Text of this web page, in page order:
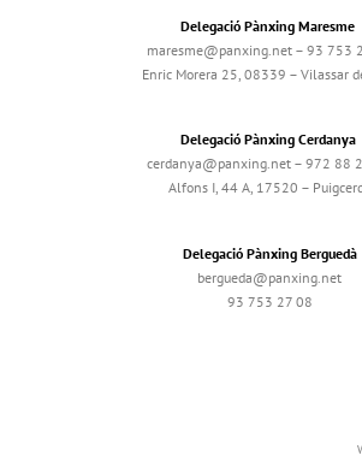
Delegació Pànxing Maresme
maresme@panxing.net – 93 753
Enric Morera 25, 08339 – Vilassar
Delegació Pànxing Cerdanya
cerdanya@panxing.net – 972 88
Alfons I, 44 A, 17520 –
Delegació Pànxing Berguedà
bergueda@panxing.net
93 753 27 08